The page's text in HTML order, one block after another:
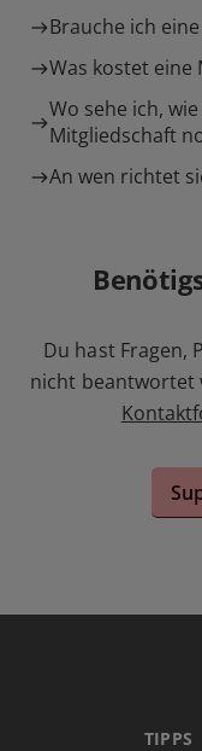
Brauche ich
Was kostet eine
Wo sehe ich,
Mitgliedschaft
An wen richtet
Du hast Fragen,
nicht beantwortet
TIPPS